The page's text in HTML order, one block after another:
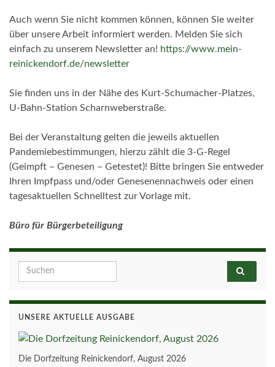
Auch wenn Sie nicht kommen können, können Sie weiter
über unsere Arbeit informiert werden. Melden Sie sich
einfach zu unserem Newsletter an! https://www.mein-
reinickendorf.de/newsletter
Sie finden uns in der Nähe des Kurt-Schumacher-Platzes,
U-Bahn-Station Scharnweberstraße.
Bei der Veranstaltung gelten die jeweils aktuellen
Pandemiebestimmungen, hierzu zählt die 3-G-Regel
(Geimpft – Genesen – Getestet)! Bitte bringen Sie entweder
Ihren Impfpass und/oder Genesenennachweis oder einen
tagesaktuellen Schnelltest zur Vorlage mit.
Büro für Bürgerbeteiligung
Search for:
UNSERE AKTUELLE AUSGABE
Die Dorfzeitung Reinickendorf, August 2026